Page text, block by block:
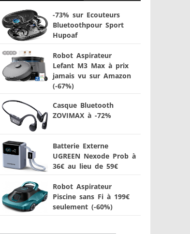
-73% sur Ecouteurs
Bluetoothpour Sport
Hupoaf
Robot Aspirateur
Lefant M3 Max à prix
jamais vu sur Amazon
(-67%)
Casque Bluetooth
ZOVIMAX à -72%
Batterie Externe
UGREEN Nexode Prob à
36€ au lieu de 59€
Robot Aspirateur
Piscine sans Fi à 199€
seulement (-60%)